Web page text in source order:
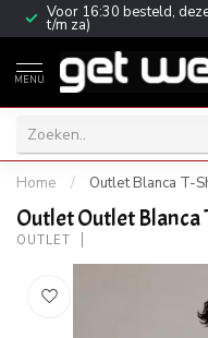
Voor 16:30 besteld,
t/m za)
MENU
Home / Outlet Blanca T-
Outlet Outlet Blanca
OUTLET